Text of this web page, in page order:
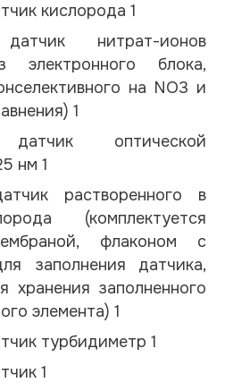
кислорода 1
нитрат-ионов
электронного блока,
на NO3 и
1
оптической
нм 1
растворенного в
(комплектуется
флаконом с
заполнения датчика,
хранения заполненного
элемента) 1
турбидиметр 1
1